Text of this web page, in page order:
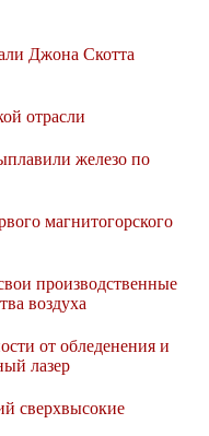
Джона Скотта
отрасли
железо по
магнитогорского
производственные
воздуха
от обледенения и
лазер
сверхвысокие